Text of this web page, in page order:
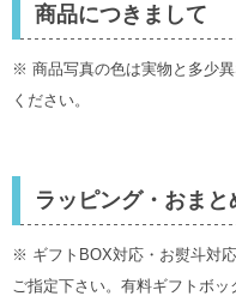
商品につきまして
※ 商品写真の色は実物と多少
ください。
ラッピング・おま
※ ギフトBOX対応・お熨斗対
ご指定下さい。有料ギフトボ